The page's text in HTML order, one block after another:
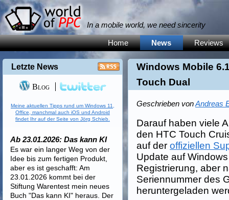
In a mobile world, we need sincerity
Home News Reviews
Windows Mobile
Touch Dual
Geschrieben vonAndreas
Darauf haben viele
den HTC Touch
auf deroffiziellen
Update auf
Registrierung, aber
Seriennummer des
heruntergeladen
Letzte News
Blog
Meine aktuellen Tipps rund um Windows 11,
Office, manchmal auch iOS und Android
findet Ihr auf der Seite von Jörg Schieb.
Ab 23.01.2026: Das kann KI
Es war ein langer Weg von der
Idee bis zum fertigen Produkt,
aber es ist geschafft: Am
23.01.2026 kommt bei der
Stiftung Warentest mein neues
Buch "Das kann KI" heraus. Der